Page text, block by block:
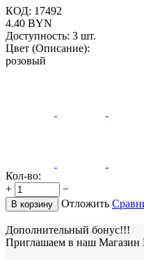
КОД: 17492
4.40 BYN
Доступность: 3 шт.
Цвет (Описание):
розовый
Кол-во:
+
−
В корзину Отложить
Дополнительный бонус!!!
Приглашаем в наш